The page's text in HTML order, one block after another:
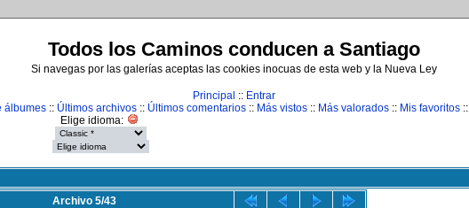
Todos los Caminos conducen a Santiago
Si navegas por las galerías aceptas las cookies inocuas de esta web y la Nueva Ley
Principal :: Entrar
álbumes:: Últimos archivos:: Últimos comentarios:: Más vistos:: Más valorados:: Mis favoritos::
Elige idioma:
Archivo 5/43